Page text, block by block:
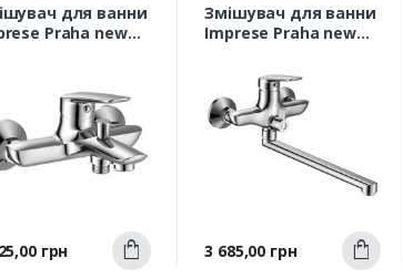
для ванни
Praha new
Швидкий
перегляд
грн Купити
Змішувач для ванни
Imprese Praha new
відливом
Швидкий
перегляд
Ціна
3 685,00 грн Купити